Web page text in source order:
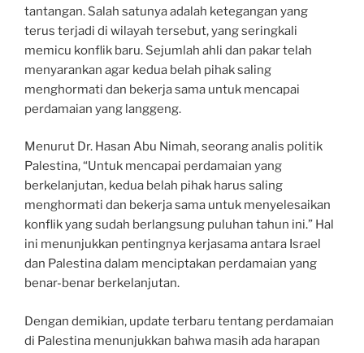
tantangan. Salah satunya adalah ketegangan yang
terus terjadi di wilayah tersebut, yang seringkali
memicu konflik baru. Sejumlah ahli dan pakar telah
menyarankan agar kedua belah pihak saling
menghormati dan bekerja sama untuk mencapai
perdamaian yang langgeng.
Menurut Dr. Hasan Abu Nimah, seorang analis politik
Palestina, “Untuk mencapai perdamaian yang
berkelanjutan, kedua belah pihak harus saling
menghormati dan bekerja sama untuk menyelesaikan
konflik yang sudah berlangsung puluhan tahun ini.” Hal
ini menunjukkan pentingnya kerjasama antara Israel
dan Palestina dalam menciptakan perdamaian yang
benar-benar berkelanjutan.
Dengan demikian, update terbaru tentang perdamaian
di Palestina menunjukkan bahwa masih ada harapan